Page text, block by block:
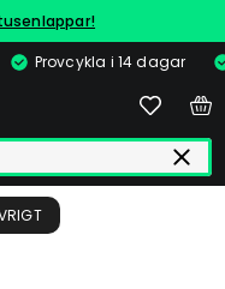
Provcykla i 14 dagar